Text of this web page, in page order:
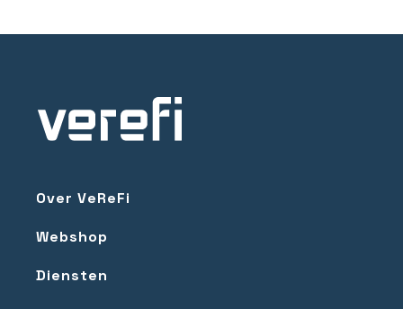
Over VeReFi
Webshop
Diensten